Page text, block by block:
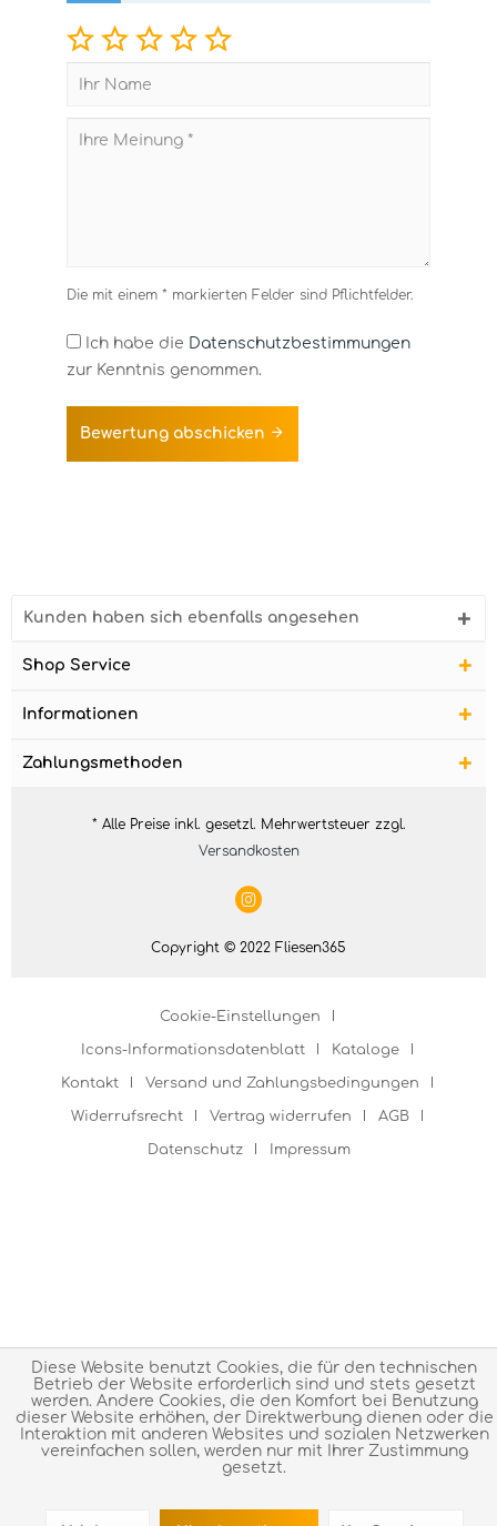
Die mit einem * markierten Felder sind Pflichtfelder.
Ich habe die Datenschutzbestimmungen
zur Kenntnis genommen.
Bewertung abschicken
Kunden haben sich ebenfalls angesehen
Shop Service
Informationen
Zahlungsmethoden
* Alle Preise inkl. gesetzl. Mehrwertsteuer zzgl.
Versandkosten
Copyright © 2022 Fliesen365
Cookie-Einstellungen
Icons-Informationsdatenblatt Kataloge
Kontakt Versand und Zahlungsbedingungen
Widerrufsrecht Vertrag widerrufen AGB
Datenschutz Impressum
Diese Website benutzt Cookies, die für den technischen
Betrieb der Website erforderlich sind und stets gesetzt
werden. Andere Cookies, die den Komfort bei Benutzung
dieser Website erhöhen, der Direktwerbung dienen oder die
Interaktion mit anderen Websites und sozialen Netzwerken
vereinfachen sollen, werden nur mit Ihrer Zustimmung
gesetzt.